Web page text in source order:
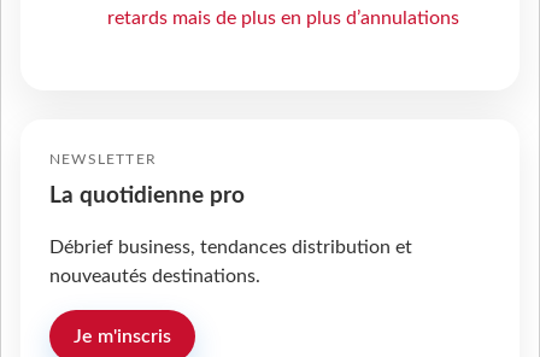
retards mais de plus en plus d’annulations
NEWSLETTER
La quotidienne pro
Débrief business, tendances distribution et
nouveautés destinations.
Je m'inscris